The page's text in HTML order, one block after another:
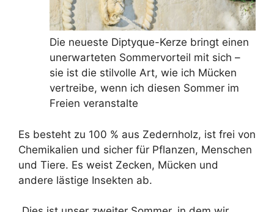
Die neueste Diptyque-Kerze bringt einen
unerwarteten Sommervorteil mit sich –
sie ist die stilvolle Art, wie ich Mücken
vertreibe, wenn ich diesen Sommer im
Freien veranstalte
Es besteht zu 100 % aus Zedernholz, ist frei von
Chemikalien und sicher für Pflanzen, Menschen
und Tiere. Es weist Zecken, Mücken und
andere lästige Insekten ab.